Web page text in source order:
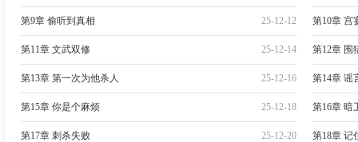
25-12-12
第9章 偷听到真相 第10章 宫
25-12-14
第11章 文武双修 第12章 围
25-12-16
第13章 第一次为他杀人 第14章 谣
25-12-18
第15章 你是个麻烦 第16章 暗
25-12-20
第17章 刺杀失败 第18章 记